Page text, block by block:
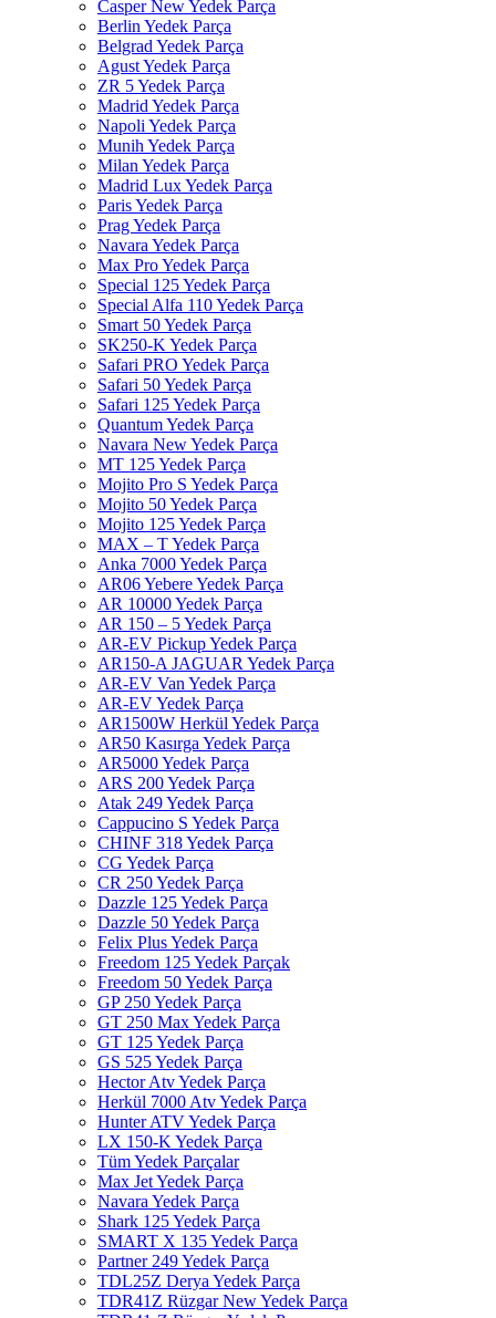
Casper New Yedek Parça
Berlin Yedek Parça
Belgrad Yedek Parça
Agust Yedek Parça
ZR 5 Yedek Parça
Madrid Yedek Parça
Napoli Yedek Parça
Munih Yedek Parça
Milan Yedek Parça
Madrid Lux Yedek Parça
Paris Yedek Parça
Prag Yedek Parça
Navara Yedek Parça
Max Pro Yedek Parça
Special 125 Yedek Parça
Special Alfa 110 Yedek Parça
Smart 50 Yedek Parça
SK250-K Yedek Parça
Safari PRO Yedek Parça
Safari 50 Yedek Parça
Safari 125 Yedek Parça
Quantum Yedek Parça
Navara New Yedek Parça
MT 125 Yedek Parça
Mojito Pro S Yedek Parça
Mojito 50 Yedek Parça
Mojito 125 Yedek Parça
MAX – T Yedek Parça
Anka 7000 Yedek Parça
AR06 Yebere Yedek Parça
AR 10000 Yedek Parça
AR 150 – 5 Yedek Parça
AR-EV Pickup Yedek Parça
AR150-A JAGUAR Yedek Parça
AR-EV Van Yedek Parça
AR-EV Yedek Parça
AR1500W Herkül Yedek Parça
AR50 Kasırga Yedek Parça
AR5000 Yedek Parça
ARS 200 Yedek Parça
Atak 249 Yedek Parça
Cappucino S Yedek Parça
CHINF 318 Yedek Parça
CG Yedek Parça
CR 250 Yedek Parça
Dazzle 125 Yedek Parça
Dazzle 50 Yedek Parça
Felix Plus Yedek Parça
Freedom 125 Yedek Parçak
Freedom 50 Yedek Parça
GP 250 Yedek Parça
GT 250 Max Yedek Parça
GT 125 Yedek Parça
GS 525 Yedek Parça
Hector Atv Yedek Parça
Herkül 7000 Atv Yedek Parça
Hunter ATV Yedek Parça
LX 150-K Yedek Parça
Tüm Yedek Parçalar
Max Jet Yedek Parça
Navara Yedek Parça
Shark 125 Yedek Parça
SMART X 135 Yedek Parça
Partner 249 Yedek Parça
TDL25Z Derya Yedek Parça
TDR41Z Rüzgar New Yedek Parça